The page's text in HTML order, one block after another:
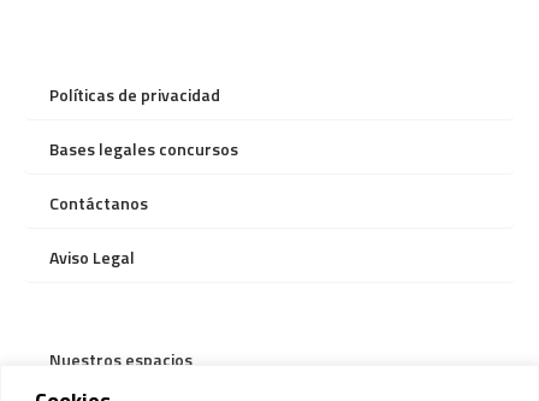
Políticas de privacidad
Bases legales concursos
Contáctanos
Aviso Legal
Nuestros espacios